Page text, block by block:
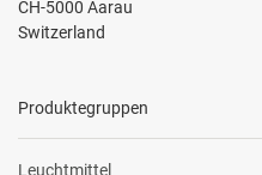
CH-5000 Aarau
Switzerland
Produktegruppen
Leuchtmittel